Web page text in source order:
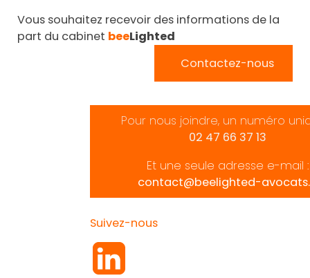
Vous souhaitez recevoir des informations de la
part du cabinet beeLighted
Contactez-nous
Pour nous joindre, un numéro
02 47 66 37 13
Et une seule adresse e-mail :
contact@beelighted-
Suivez-nous